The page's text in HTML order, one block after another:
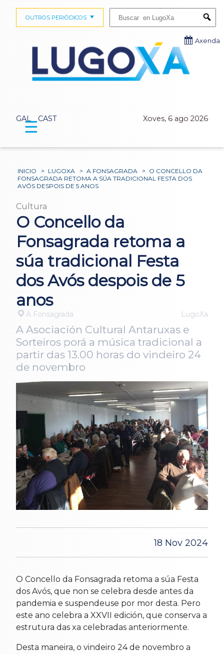
GAL CAST Xoves, 6 ago 2026
OUTROS PERIÓDICOS
Axenda
☰
INICIO > LUGOXA > A FONSAGRADA > O CONCELLO DA
FONSAGRADA RETOMA A SÚA TRADICIONAL FESTA DOS
AVÓS DESPOIS DE 5 ANOS
Cultura
O Concello da
Fonsagrada retoma a
súa tradicional Festa
dos Avós despois de 5
anos
A Fonsagrada LugoXa
A Asociación Cultural Antaruxas e
Sorteiros porá a música tradicional a
partir das 13.00 horas do vindeiro 24
de novembro
18 Nov 2024
O Concello da Fonsagrada retoma a súa Festa
dos Avós, que non se celebra desde antes da
pandemia e suspendeuse por mor desta. Pero
este ano celebra a XXVII edición, que conserva a
estrutura das xa celebradas anteriormente.
Desta maneira, o vindeiro 24 de novembro a